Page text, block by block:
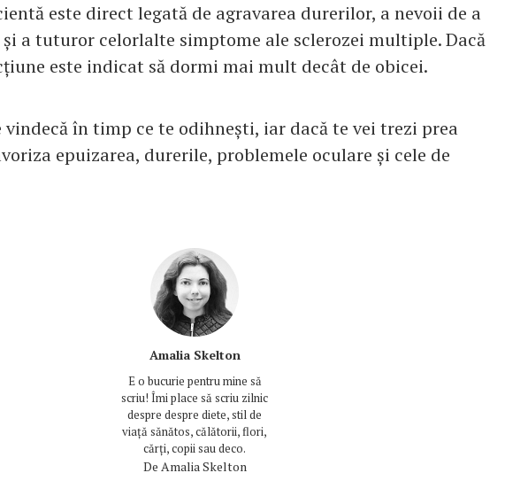
este direct legată de agravarea durerilor, a nevoii de a
a tuturor celorlalte simptome ale sclerozei multiple. Dacă
este indicat să dormi mai mult decât de obicei.
vindecă în timp ce te odihnești, iar dacă te vei trezi prea
epuizarea, durerile, problemele oculare și cele de
Amalia Skelton
E o bucurie pentru mine să
scriu! Îmi place să scriu zilnic
despre despre diete, stil de
viață sănătos, călătorii, flori,
cărți, copii sau deco.
De Amalia Skelton